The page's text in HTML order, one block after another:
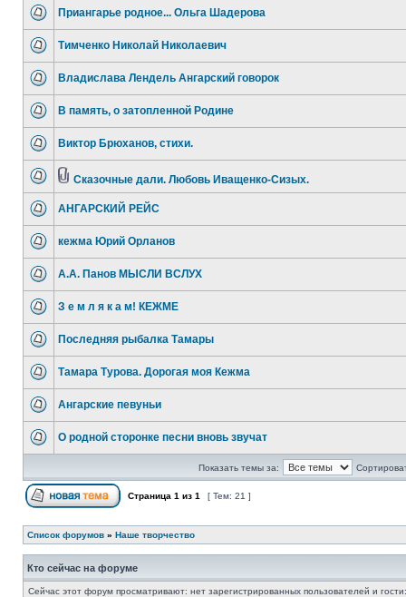
Приангарье родное... Ольга Шадерова
Тимченко Николай Николаевич
Владислава Лендель Ангарский говорок
В память, о затопленной Родине
Виктор Брюханов, стихи.
Сказочные дали. Любовь Иващенко-Сизых.
АНГАРСКИЙ РЕЙС
кежма Юрий Орланов
А.А. Панов МЫСЛИ ВСЛУХ
З е м л я к а м! КЕЖМЕ
Последняя рыбалка Тамары
Тамара Турова. Дорогая моя Кежма
Ангарские певуньи
О родной сторонке песни вновь звучат
Показать темы за:
Страница 1 из 1 [ Тем: 21 ]
Список форумов » Наше творчество
Кто сейчас на форуме
Сейчас этот форум просматривают: нет зарегистрированных пользователей и